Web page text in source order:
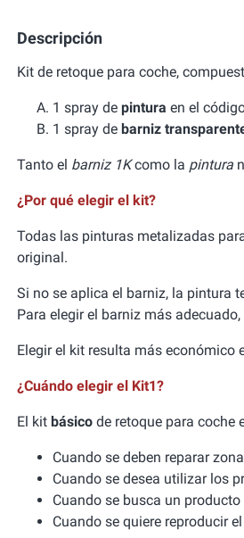
Descripción
Kit de retoque para coche,
1 spray de pintura en el
1 spray de barniz
Tanto el barniz 1Kcomo la pintura
¿Por qué elegir el kit?
Todas las pinturas metalizadas
original.
Si no se aplica el barniz, la pintura
Para elegir el barniz más
Elegir el kit resulta más
¿Cuándo elegir el Kit1?
El kit básico de retoque para coche
Cuando se deben reparar
Cuando se desea utilizar los
Cuando se busca un
Cuando se quiere reproducir